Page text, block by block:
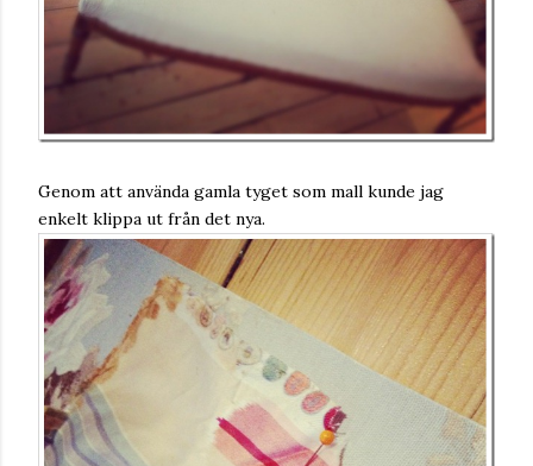
Genom att använda gamla tyget som mall kunde jag
enkelt klippa ut från det nya.